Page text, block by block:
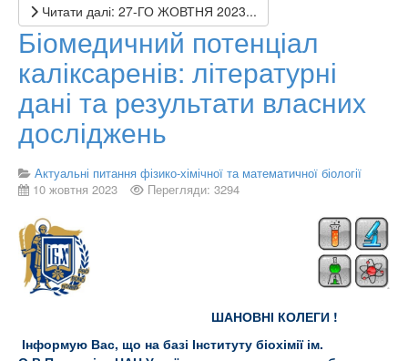
Читати далі: 27-ГО ЖОВТНЯ 2023...
Біомедичний потенціал
каліксаренів: літературні
дані та результати власних
досліджень
Актуальні питання фізико-хімічної та математичної біології
10 жовтня 2023
Перегляди: 3294
ШАНОВНІ КОЛЕГИ !
Інформую Вас, що на базі Інституту біохімії ім.